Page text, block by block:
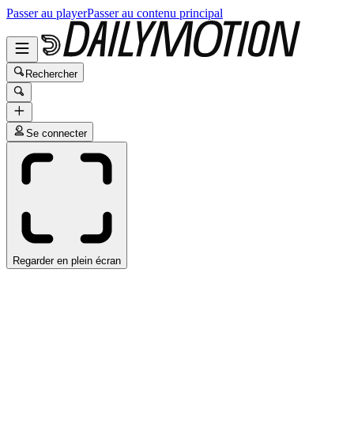
Passer au playerPasser au contenu principal
Rechercher
Se connecter
Regarder en plein écran